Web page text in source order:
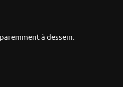
à dessein.